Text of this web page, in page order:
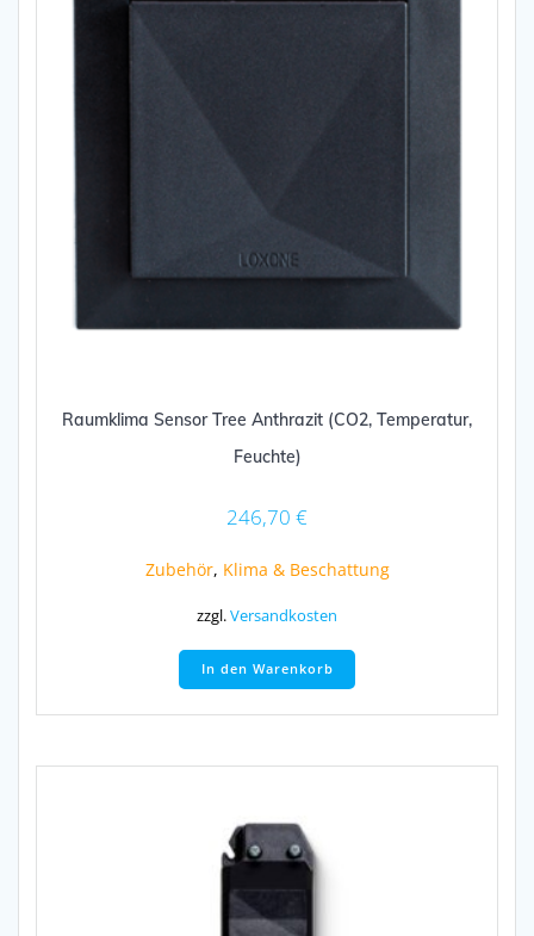
Raumklima Sensor Tree Anthrazit (CO2, Temperatur,
Feuchte)
246,70 €
Zubehör, Klima & Beschattung
zzgl.Versandkosten
In den Warenkorb